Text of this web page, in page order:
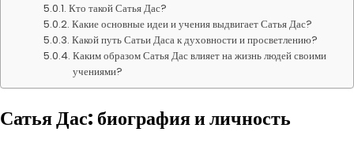
Кто такой Сатья Дас?
Какие основные идеи и учения выдвигает Сатья Дас?
Какой путь Сатьи Даса к духовности и просветлению?
Каким образом Сатья Дас влияет на жизнь людей своими
учениями?
Сатья Дас: биография и личность